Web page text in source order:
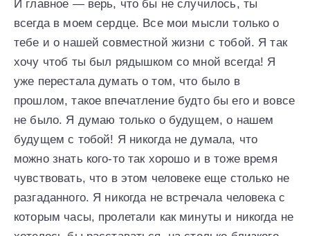
И главное — верь, что бы не случилось, ты
всегда в моем сердце. Все мои мысли только о
тебе и о нашей совместной жизни с тобой. Я так
хочу чтоб ты был рядышком со мной всегда! Я
уже перестала думать о том, что было в
прошлом, такое впечатление будто бы его и вовсе
не было. Я думаю только о будущем, о нашем
будущем с тобой! Я никогда не думала, что
можно знать кого-то так хорошо и в тоже время
чувствовать, что в этом человеке еще столько не
разгаданного. Я никогда не встречала человека с
которым часы, пролетали как минуты и никогда не